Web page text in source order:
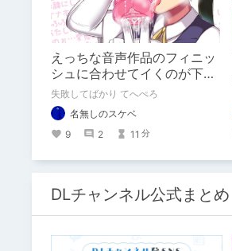
えっちな音声作品のフィニッ
シュに合わせてイくのが下手
すぎる【失敗した話】
失敗してばかり てへぺろ
名無しのスケベ
9
2 11 分
DLチャンネル公式まとめ